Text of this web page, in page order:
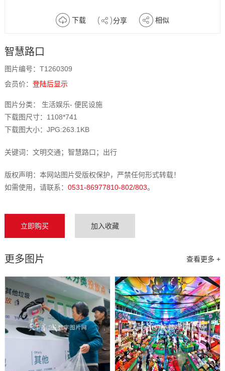
下载 分享 相似
智慧路口
图片编号：T1260309
会员价： 登陆后显示
图片分类： 生活娱乐- 便民设施
下载图尺寸：1108*741
下载图大小：JPG:263.1KB
关键词：文明交通；智慧路口；出行
版权声明：本网站图片受版权保护，严禁任何形式转载！
如需使用，请联系： 0531-86977810-802/803。
立即购买 加入收藏
查看更多 +
更多图片